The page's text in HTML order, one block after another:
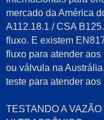
mercado da América
A112.18.1 / CSA
fluxo. E existem
fluxo para atender
ou válvula na
teste para atender
TESTANDO A